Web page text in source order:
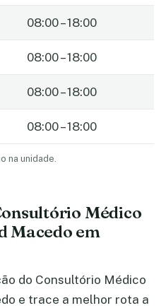
08:00 – 18:00
08:00 – 18:00
08:00 – 18:00
08:00 – 18:00
na unidade.
Médico
Macedo em
do Consultório Médico
e trace a melhor rota a